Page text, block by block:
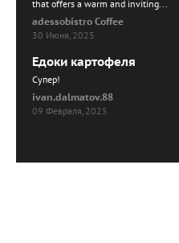
that offers a warm and inviting...
adessobistro Coffee
30 Июня, 2025
Едоки картофеля
Cупер!
ivan.dalmatov.88
09 Февраля, 2025